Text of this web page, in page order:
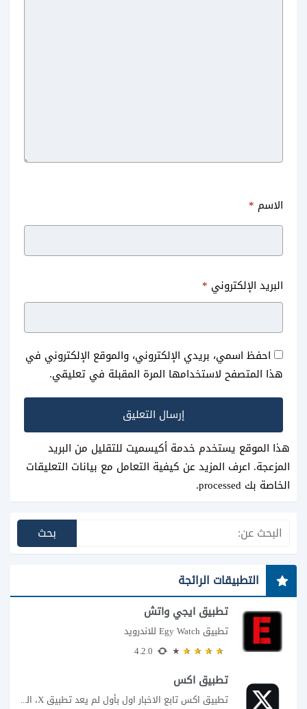
للاندرويد مجانا wwe
الاسم *
البريد الإلكتروني *
احفظ اسمي، بريدي الإلكتروني، والموقع الإلكتروني في
هذا المتصفح لاستخدامها المرة المقبلة في تعليقي.
هذا الموقع يستخدم خدمة أكيسميت للتقليل من البريد
المزعجة. اعرف المزيد عن كيفية التعامل مع بيانات التعليقات
الخاصة بك processed
.
التطبيقات الرائجة
تطبيق ايجي واتش
تطبيق Egy Watch للاندرويد
تطبيق اكس
تطبيق اكس تابع الاخبار اول بأول لم يعد تطبيق X، المعروف سابقا باسم تويتر،...